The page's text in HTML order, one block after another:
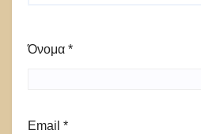
Όνομα *
Email *